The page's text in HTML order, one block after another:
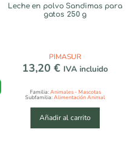
Leche en polvo Sandimas para
gatos 250 g
PIMASUR
13,20 € IVA incluido
Familia:Animales - Mascotas
Subfamilia:Alimentación Animal
Añadir al carrito